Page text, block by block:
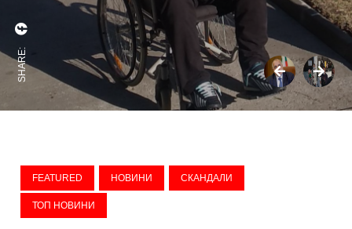
SHARE:
FEATURED НОВИНИ СКАНДАЛИ
ТОП НОВИНИ